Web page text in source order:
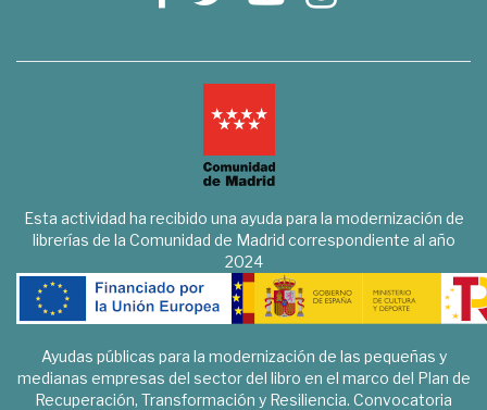
Esta actividad ha recibido una ayuda para la modernización de
librerías de la Comunidad de Madrid correspondiente al año
2024
Ayudas públicas para la modernización de las pequeñas y
medianas empresas del sector del libro en el marco del Plan de
Recuperación, Transformación y Resiliencia. Convocatoria